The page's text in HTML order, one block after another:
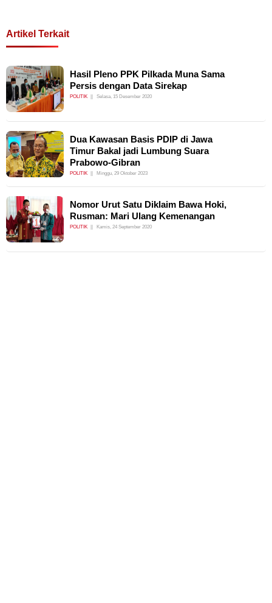
Artikel Terkait
Hasil Pleno PPK Pilkada Muna Sama
Persis dengan Data Sirekap
POLITIK Selasa, 15 Desember 2020
Dua Kawasan Basis PDIP di Jawa
Timur Bakal jadi Lumbung Suara
Prabowo-Gibran
POLITIK Minggu, 29 Oktober 2023
Nomor Urut Satu Diklaim Bawa Hoki,
Rusman: Mari Ulang Kemenangan
POLITIK Kamis, 24 September 2020